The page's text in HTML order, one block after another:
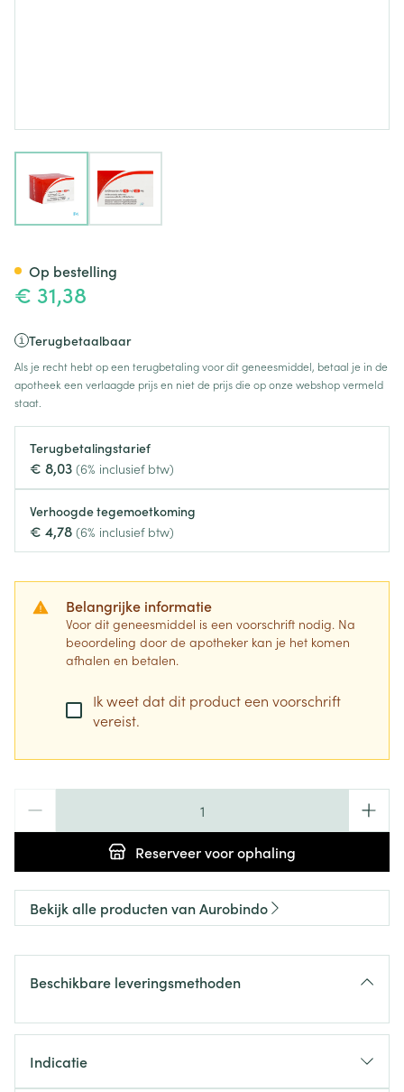
€ 31,38
Terugbetaalbaar
Als je recht hebt op een terugbetaling voor dit geneesmiddel, betaal je in de
apotheek een verlaagde prijs en niet de prijs die op onze webshop vermeld
staat.
Terugbetalingstarief
€ 8,03 (6% inclusief btw)
Verhoogde tegemoetkoming
€ 4,78 (6% inclusief btw)
Belangrijke informatie
Voor dit geneesmiddel is een voorschrift nodig. Na
beoordeling door de apotheker kan je het komen
afhalen en betalen.
Ik weet dat dit product een voorschrift
vereist.
Reserveervoor ophaling
Op bestelling
Bekijk alle producten van Aurobindo
Beschikbare leveringsmethoden
Indicatie